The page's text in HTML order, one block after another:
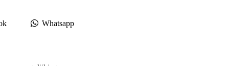
Whatsapp